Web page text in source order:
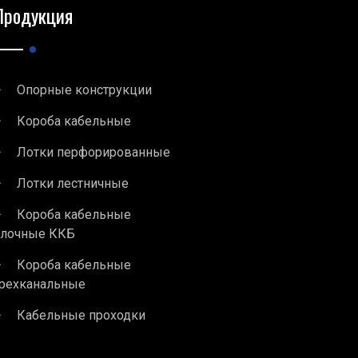
Опорные конструкции
Короба кабельные
Лотки перфорированные
Лотки лестничные
Короба кабельные
ККБ
Короба кабельные
Кабельные проходки